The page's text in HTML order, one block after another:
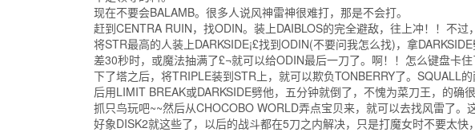
现在不要会BALAMB。很多人说风神雷神很难打，那是不会打。
赶到CENTRA RUIN，找ODIN。装上DAIBLOS的完全避敌，往上冲！！不
将STR最高的人装上DARKSIDE¡£找到ODIN(不要问我怎么找)，拿
差30秒时，或魔法抽满了£¬就可以给ODIN最后一刀了。啊！！怎么键盘卡
下了塔之后，将TRIPLE装到STR上，就可以欺负TONBERRY了。SQUALL
后用LIMIT BREAK或DARKSIDE劈他，五分钟就倒了，不愧为菜刀王，的确很
抓只鸟玩吧~~然后从CHOCOBO WORLD弄点宝贝来，就可以去找风雷了。
好象DISK2就这些了，以后的战斗都在5刀之内解决，只是打魔女时不要太快